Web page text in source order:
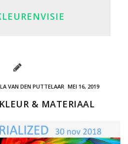
VAN DEN PUTTELAAR MEI 16, 2019
& MATERIAAL